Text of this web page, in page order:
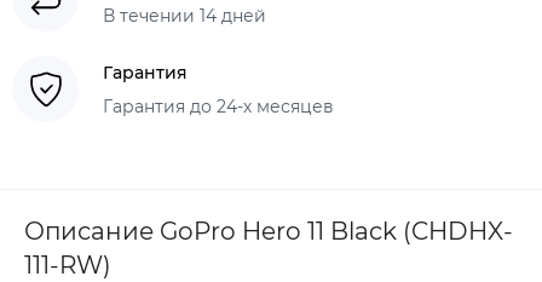
В течении 14 дней
Гарантия
Гарантия до 24-х месяцев
Описание GoPro Hero 11 Black (CHDHX-
111-RW)